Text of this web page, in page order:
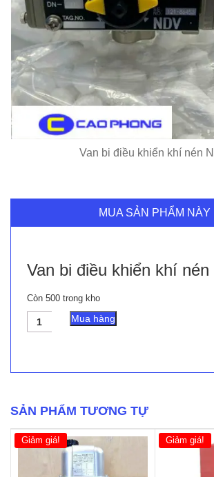
Van bi điều khiển khí nén
MUA SẢN PHẨM NÀY
Van bi điều khiển khí nén
Còn 500 trong kho
Van
lượng
Mua hàng
SẢN PHẨM TƯƠNG TỰ
Giảm giá! Giảm giá!